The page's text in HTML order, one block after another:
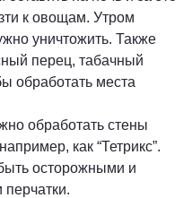
к овощам. Утром
уничтожить. Также
перец, табачный
обработать места
обработать стены
как “Тетрикс”.
осторожными и
перчатки.